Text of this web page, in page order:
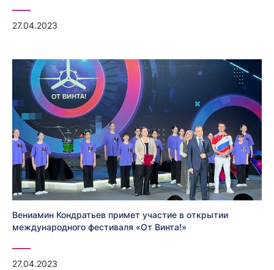
27.04.2023
Вениамин Кондратьев примет участие в открытии
международного фестиваля «От Винта!»
27.04.2023